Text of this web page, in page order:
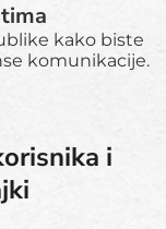
kako biste
komunikacije.
i